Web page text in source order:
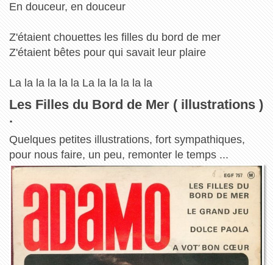
En douceur, en douceur
Z'étaient chouettes les filles du bord de mer
Z'étaient bêtes pour qui savait leur plaire
La la la la la la La la la la la la
Les Filles du Bord de Mer ( illustrations )
.
Quelques petites illustrations, fort sympathiques,
pour nous faire, un peu, remonter le temps ...